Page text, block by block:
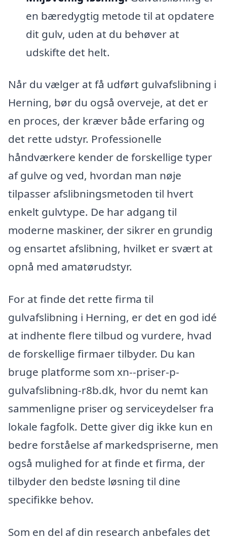
en bæredygtig metode til at opdatere
dit gulv, uden at du behøver at
udskifte det helt.
Når du vælger at få udført gulvafslibning i
Herning, bør du også overveje, at det er
en proces, der kræver både erfaring og
det rette udstyr. Professionelle
håndværkere kender de forskellige typer
af gulve og ved, hvordan man nøje
tilpasser afslibningsmetoden til hvert
enkelt gulvtype. De har adgang til
moderne maskiner, der sikrer en grundig
og ensartet afslibning, hvilket er svært at
opnå med amatørudstyr.
For at finde det rette firma til
gulvafslibning i Herning, er det en god idé
at indhente flere tilbud og vurdere, hvad
de forskellige firmaer tilbyder. Du kan
bruge platforme som xn--priser-p-
gulvafslibning-r8b.dk, hvor du nemt kan
sammenligne priser og serviceydelser fra
lokale fagfolk. Dette giver dig ikke kun en
bedre forståelse af markedspriserne, men
også mulighed for at finde et firma, der
tilbyder den bedste løsning til dine
specifikke behov.
Som en del af din research anbefales det